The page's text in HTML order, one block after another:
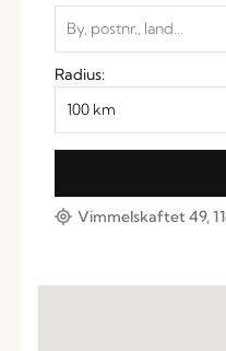
Radius:
Vimmelskaftet 49,